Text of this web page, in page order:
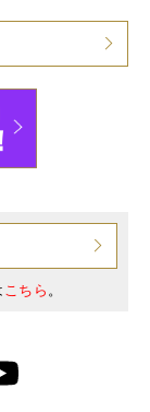
こちら。